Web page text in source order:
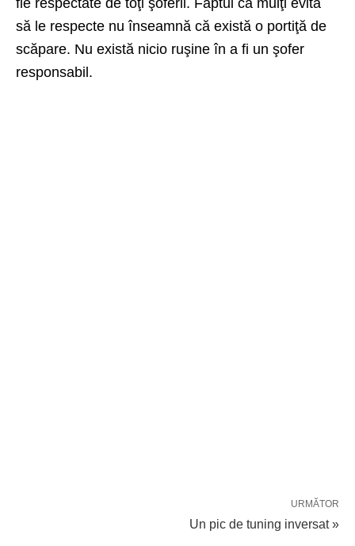
fie respectate de toţi şoferii. Faptul că mulţi evita
să le respecte nu înseamnă că există o portiţă de
scăpare. Nu există nicio ruşine în a fi un şofer
responsabil.
URMĂTOR
Un pic de tuning inversat »